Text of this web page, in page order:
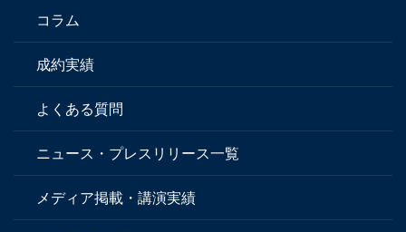
コラム
成約実績
よくある質問
ニュース・プレスリリース一覧
メディア掲載・講演実績